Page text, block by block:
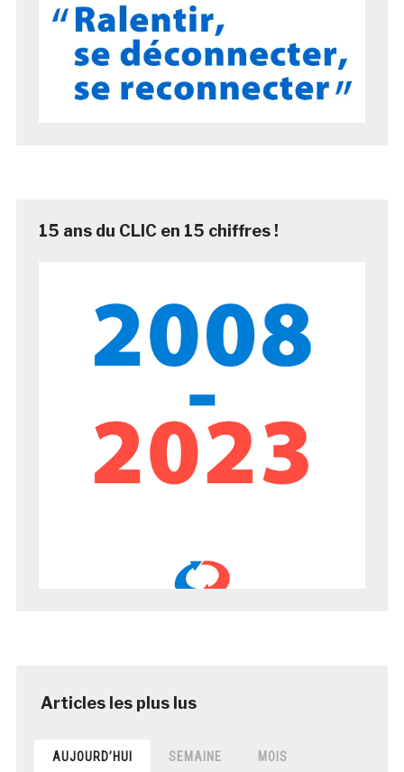
15 ans du CLIC en 15 chiffres !
AUJOURD’HUI SEMAINE MOIS